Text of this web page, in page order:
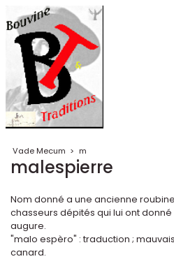
Vade Mecum > m
malespierre
Nom donné a une ancienne
chasseurs dépités qui lui ont
augure.
"malo espèro" : traduction ;
canard.